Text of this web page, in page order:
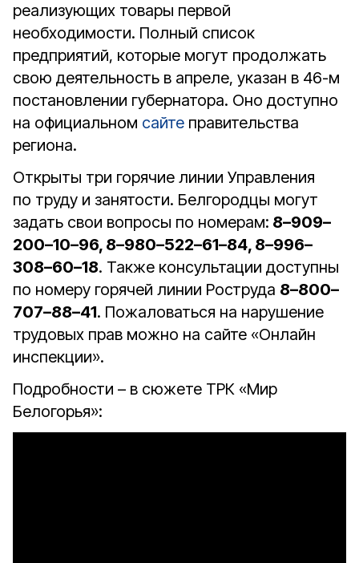
реализующих товары первой
необходимости. Полный список
предприятий, которые могут продолжать
свою деятельность в апреле, указан в 46-м
постановлении губернатора. Оно доступно
на официальном сайте правительства
региона.
Открыты три горячие линии Управления
по труду и занятости. Белгородцы могут
задать свои вопросы по номерам: 8–909–
200–10–96, 8–980–522–61–84, 8–996–
308–60–18. Также консультации доступны
по номеру горячей линии Роструда 8–800–
707–88–41. Пожаловаться на нарушение
трудовых прав можно на сайте «Онлайн
инспекции».
Подробности – в сюжете ТРК «Мир
Белогорья»: